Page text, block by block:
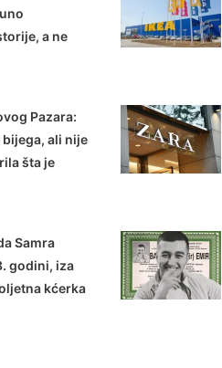
a ne
Pazara:
ali nije
šta je
Samra
godini, iza
kćerka